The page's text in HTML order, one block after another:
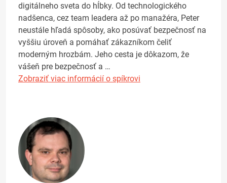
digitálneho sveta do hĺbky. Od technologického
nadšenca, cez team leadera až po manažéra, Peter
neustále hľadá spôsoby, ako posúvať bezpečnosť na
vyššiu úroveň a pomáhať zákazníkom čeliť
moderným hrozbám. Jeho cesta je dôkazom, že
vášeň pre bezpečnosť a …
Zobraziť viac informácií o spíkrovi